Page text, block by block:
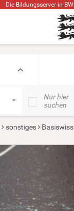
Die Bildungsserver in BW
Nur hier
suchen
sonstiges